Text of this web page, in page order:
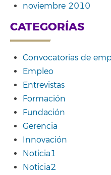
noviembre 2010
CATEGORÍAS
Convocatorias de
Empleo
Entrevistas
Formación
Fundación
Gerencia
Innovación
Noticia1
Noticia2